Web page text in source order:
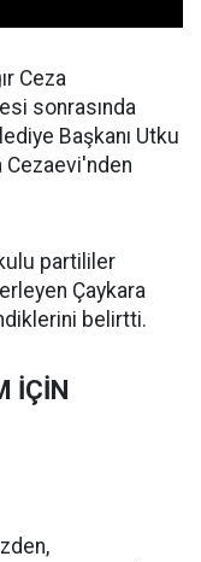
Ceza
sonrasında
Başkanı Utku
Cezaevi'nden
partililer
Çaykara
belirtti.
İÇİN